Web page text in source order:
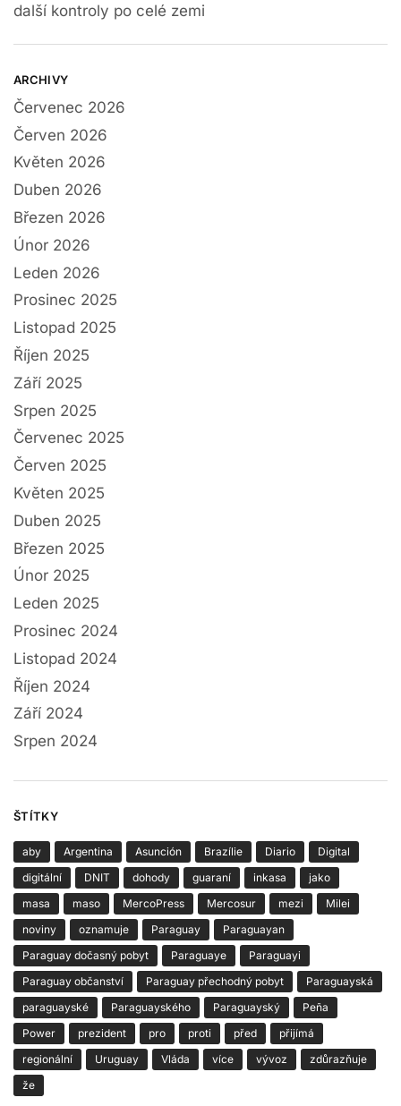
další kontroly po celé zemi
ARCHIVY
Červenec 2026
Červen 2026
Květen 2026
Duben 2026
Březen 2026
Únor 2026
Leden 2026
Prosinec 2025
Listopad 2025
Říjen 2025
Září 2025
Srpen 2025
Červenec 2025
Červen 2025
Květen 2025
Duben 2025
Březen 2025
Únor 2025
Leden 2025
Prosinec 2024
Listopad 2024
Říjen 2024
Září 2024
Srpen 2024
ŠTÍTKY
aby Argentina Asunción Brazílie Diario
Digital
digitální
DNIT dohody guaraní inkasa
jako
masa
maso MercoPress Mercosur mezi
Milei
noviny
oznamuje Paraguay
Paraguayan
Paraguay dočasný pobyt
Paraguaye
Paraguayi
Paraguay občanství
Paraguay přechodný pobyt
Paraguayská
paraguayské
Paraguayského Paraguayský
Peña
Power
prezident pro proti před
přijímá
regionální
Uruguay Vláda více vývoz
zdůrazňuje
že